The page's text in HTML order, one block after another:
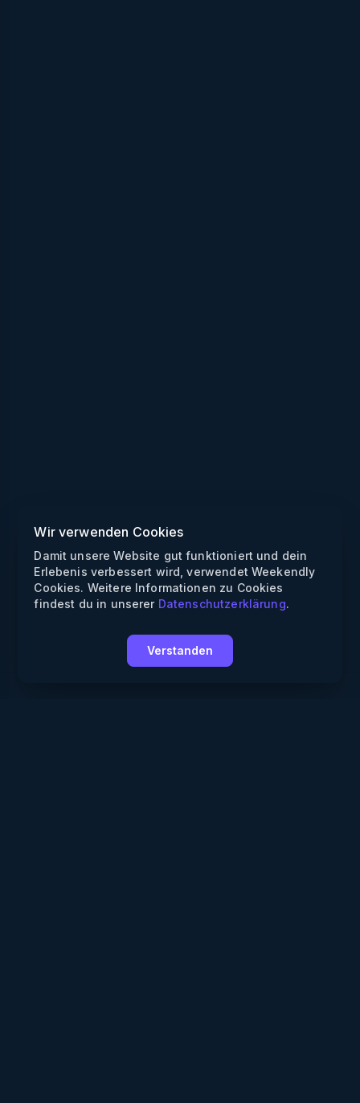
Wir verwenden Cookies
Damit unsere Website gut funktioniert und dein
Erlebenis verbessert wird, verwendet Weekendly
Cookies. Weitere Informationen zu Cookies
findest du in unserer Datenschutzerklärung.
Verstanden